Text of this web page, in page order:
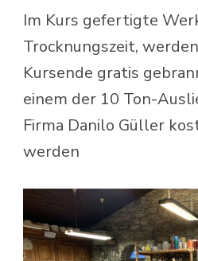
Im Kurs gefertigte
Trocknungszeit,
Kursende gratis
einem der 10 Ton-
Firma Danilo Güller
werden